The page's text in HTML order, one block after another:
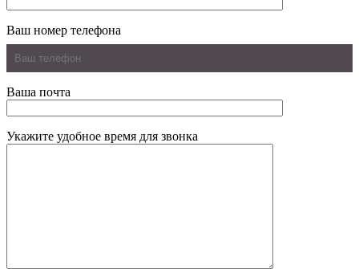
Ваш номер телефона
Ваша почта
Укажите удобное время для звонка